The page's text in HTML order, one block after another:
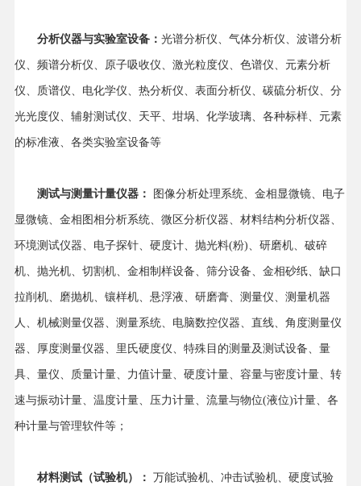
分析仪器与实验室设备： 光谱分析仪、气体分析仪、波谱分析
仪、频谱分析仪、原子吸收仪、激光粒度仪、色谱仪、元素分析
仪、质谱仪、电化学仪、热分析仪、表面分析仪、碳硫分析仪、分
光光度仪、辅射测试仪、天平、坩埚、化学玻璃、各种标样、元素
的标准液、各类实验室设备等
测试与测量计量仪器： 图像分析处理系统、金相显微镜、电子
显微镜、金相图相分析系统、微区分析仪器、材料结构分析仪器、
环境测试仪器、电子探针、硬度计、抛光料(粉)、研磨机、破碎
机、抛光机、切割机、金相制样设备、筛分设备、金相砂纸、缺口
拉削机、磨抛机、镶样机、悬浮液、研磨膏、测量仪、测量机器
人、机械测量仪器、测量系统、电脑数控仪器、直线、角度测量仪
器、厚度测量仪器、里氏硬度仪、特殊目的测量及测试设备、量
具、量仪、质量计量、力值计量、硬度计量、容量与密度计量、转
速与振动计量、温度计量、压力计量、流量与物位(液位)计量、各
种计量与管理软件等；
材料测试（试验机）： 万能试验机、冲击试验机、硬度试验